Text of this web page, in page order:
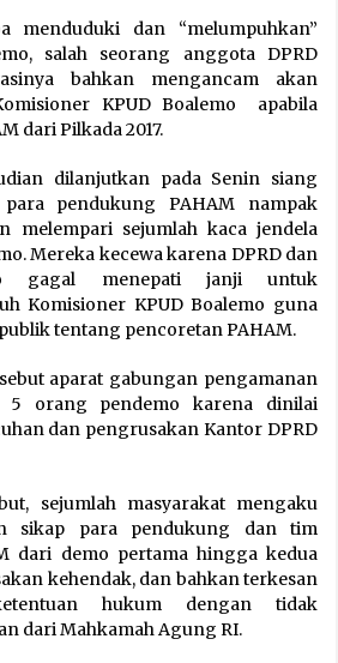
menduduki dan “melumpuhkan”
salah seorang anggota DPRD
bahkan mengancam akan
KPUD Boalemo apabila
dari Pilkada 2017.
dilanjutkan pada Senin siang
para pendukung PAHAM nampak
melempari sejumlah kaca jendela
Mereka kecewa karena DPRD dan
gagal menepati janji untuk
Komisioner KPUD Boalemo guna
tentang pencoretan PAHAM.
aparat gabungan pengamanan
5 orang pendemo karena dinilai
dan pengrusakan Kantor DPRD
sejumlah masyarakat mengaku
sikap para pendukung dan tim
dari demo pertama hingga kedua
kehendak, dan bahkan terkesan
hukum dengan tidak
dari Mahkamah Agung RI.